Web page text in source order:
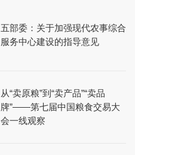
五部委：关于加强现代农事综合
服务中心建设的指导意见
从“卖原粮”到“卖产品”“卖品
牌”——第七届中国粮食交易大
会一线观察